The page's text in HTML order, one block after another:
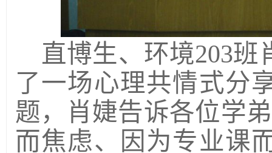
直博生、环境203班
了一场心理共情式分
题，肖婕告诉各位学
而焦虑、因为专业课